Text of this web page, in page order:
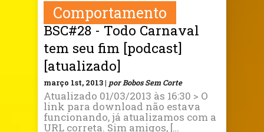
Comportamento
BSC#28 - Todo Carnaval
tem seu fim [podcast]
[atualizado]
março 1st, 2013 | por Bobos Sem Corte
Atualizado 01/03/2013 às 16:30 > O
link para download não estava
funcionando, já atualizamos com a
URL correta. Sim amigos, […